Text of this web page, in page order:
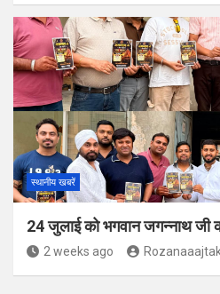
स्थानीय खबरें
24 जुलाई को भगवान जगन्नाथ जी
2 weeks ago